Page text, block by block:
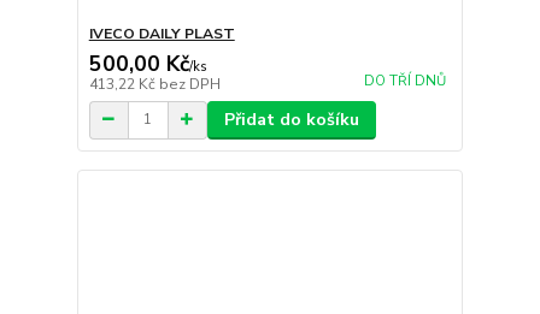
IVECO DAILY PLAST
500,00 Kč/ks
413,22 Kč bez DPH DO TŘÍ DNŮ
Přidat do košíku